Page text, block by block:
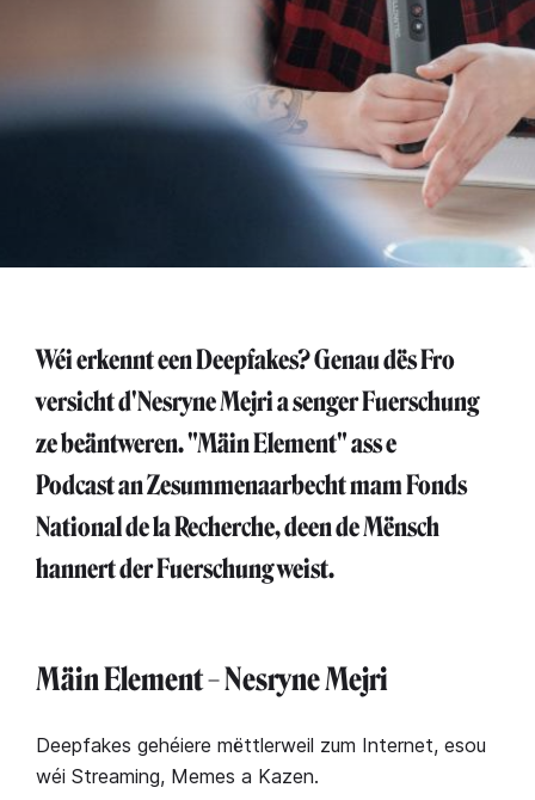
Wéi erkennt een Deepfakes? Genau dës Fro
versicht d'Nesryne Mejri a senger Fuerschung
ze beäntweren. "Mäin Element" ass e
Podcast an Zesummenaarbecht mam Fonds
National de la Recherche, deen de Mënsch
hannert der Fuerschung weist.
Mäin Element – Nesryne Mejri
Deepfakes gehéiere mëttlerweil zum Internet, esou
wéi Streaming, Memes a Kazen.